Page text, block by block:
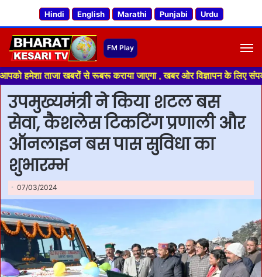
Hindi English Marathi Punjabi Urdu
खबरों से रूबरू कराया जाएगा , खबर ओर विज्ञापन के लिए संपर्क करे
उपमुख्यमंत्री ने किया शटल बस
सेवा, कैशलेस टिकटिंग प्रणाली और
ऑनलाइन बस पास सुविधा का
शुभारम्भ
07/03/2024